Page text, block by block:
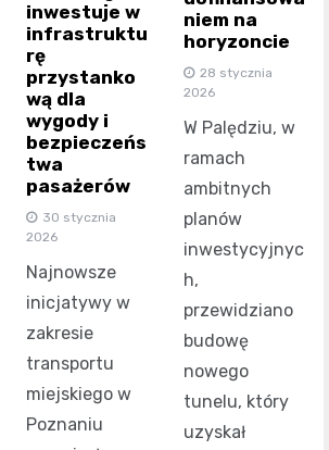
inwestuje w
infrastruktu
rę
przystanko
wą dla
wygody i
bezpieczeńs
twa
pasażerów
30 stycznia
2026
Najnowsze
inicjatywy w
zakresie
transportu
miejskiego w
Poznaniu
niem na
horyzoncie
28 stycznia
2026
W Palędziu, w
ramach
ambitnych
planów
inwestycyjnyc
h,
przewidziano
budowę
nowego
tunelu, który
uzyskał